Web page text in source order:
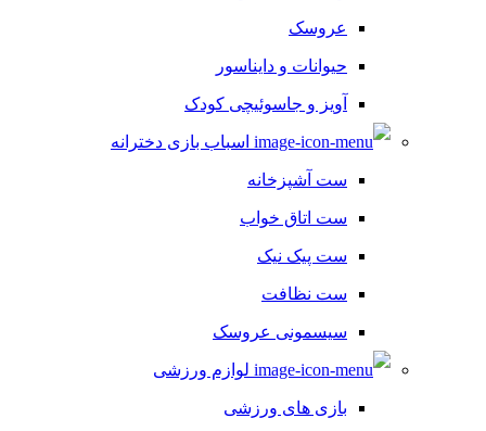
عروسک
حیوانات و دایناسور
آویز و جاسوئیچی کودک
اسباب بازی دخترانه
ست آشپزخانه
ست اتاق خواب
ست پیک نیک
ست نظافت
سیسمونی عروسک
لوازم ورزشی
بازی های ورزشی